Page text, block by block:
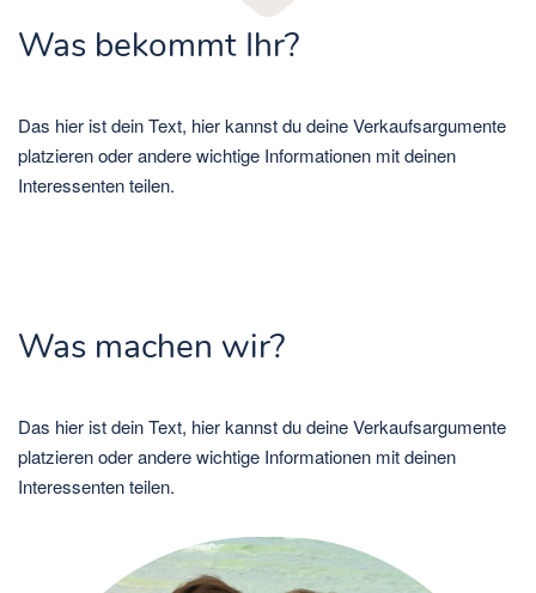
Was bekommt Ihr?
Das hier ist dein Text, hier kannst du deine Verkaufsargumente
platzieren oder andere wichtige Informationen mit deinen
Interessenten teilen.
Was machen wir?
Das hier ist dein Text, hier kannst du deine Verkaufsargumente
platzieren oder andere wichtige Informationen mit deinen
Interessenten teilen.